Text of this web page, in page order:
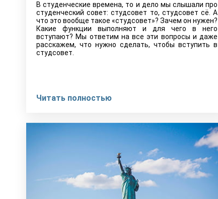
В студенческие времена, то и дело мы слышали про
студенческий совет: студсовет то, студсовет сё. А
что это вообще такое «студсовет»? Зачем он нужен?
Какие функции выполняют и для чего в него
вступают? Мы ответим на все эти вопросы и даже
расскажем, что нужно сделать, чтобы вступить в
студсовет.
Читать полностью